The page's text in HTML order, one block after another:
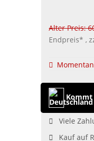
Alter Preis:
Endpreis* ,
Kommt
Viele
Kauf auf